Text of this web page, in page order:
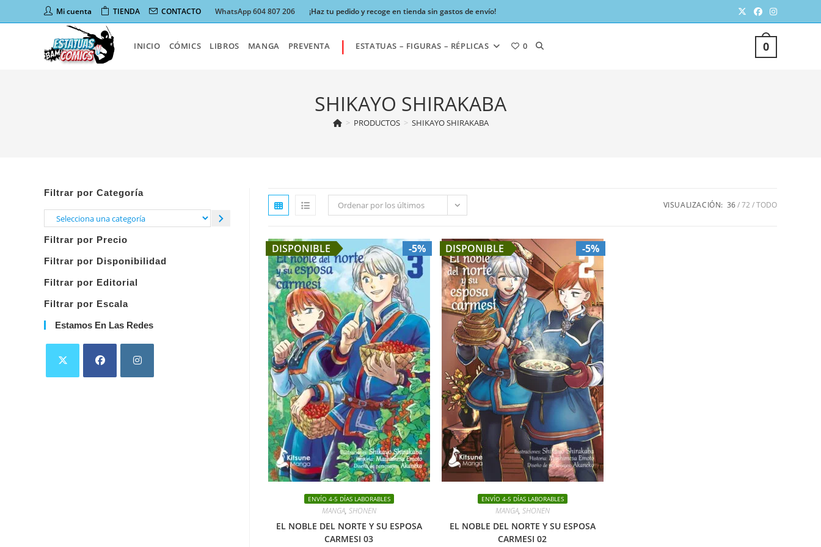
al
Mi cuenta TIENDA CONTACTO WhatsApp 604 807 206 ¡Haz tu pedido y recoge en tienda sin gastos de envío!
0
INICIO CÓMICS LIBROS MANGA PREVENTA | ESTATUAS – FIGURAS – RÉPLICAS 0 ALTERNAR
SHIKAYO SHIRAKABA
> PRODUCTOS > SHIKAYO SHIRAKABA
Ordenar por los últimos VISUALIZACIÓN: 36 72 TODO
DISPONIBLE -5%
ENVÍO 4-5 DÍAS LABORABLES
MANGA, SHONEN
EL NOBLE DEL NORTE Y SU ESPOSA
CARMESI 03
DISPONIBLE -5%
ENVÍO 4-5 DÍAS LABORABLES
MANGA, SHONEN
EL NOBLE DEL NORTE Y SU ESPOSA
CARMESI 02
Filtrar por Categoría
Selecciona
categoría
Filtrar por Precio
Filtrar por Disponibilidad
Filtrar por Editorial
Filtrar por Escala
Estamos En Las Redes